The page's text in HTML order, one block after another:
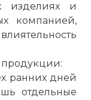
изделиях и
компанией,
продукции:
ранних дней
отдельные